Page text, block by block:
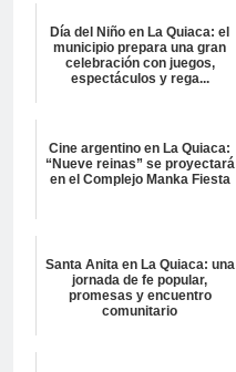
Día del Niño en La Quiaca: el
municipio prepara una gran
celebración con juegos,
espectáculos y rega...
Cine argentino en La Quiaca:
“Nueve reinas” se proyectará
en el Complejo Manka Fiesta
Santa Anita en La Quiaca: una
jornada de fe popular,
promesas y encuentro
comunitario